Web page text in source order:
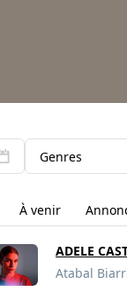
Genres
À venir
ADELE
Atabal